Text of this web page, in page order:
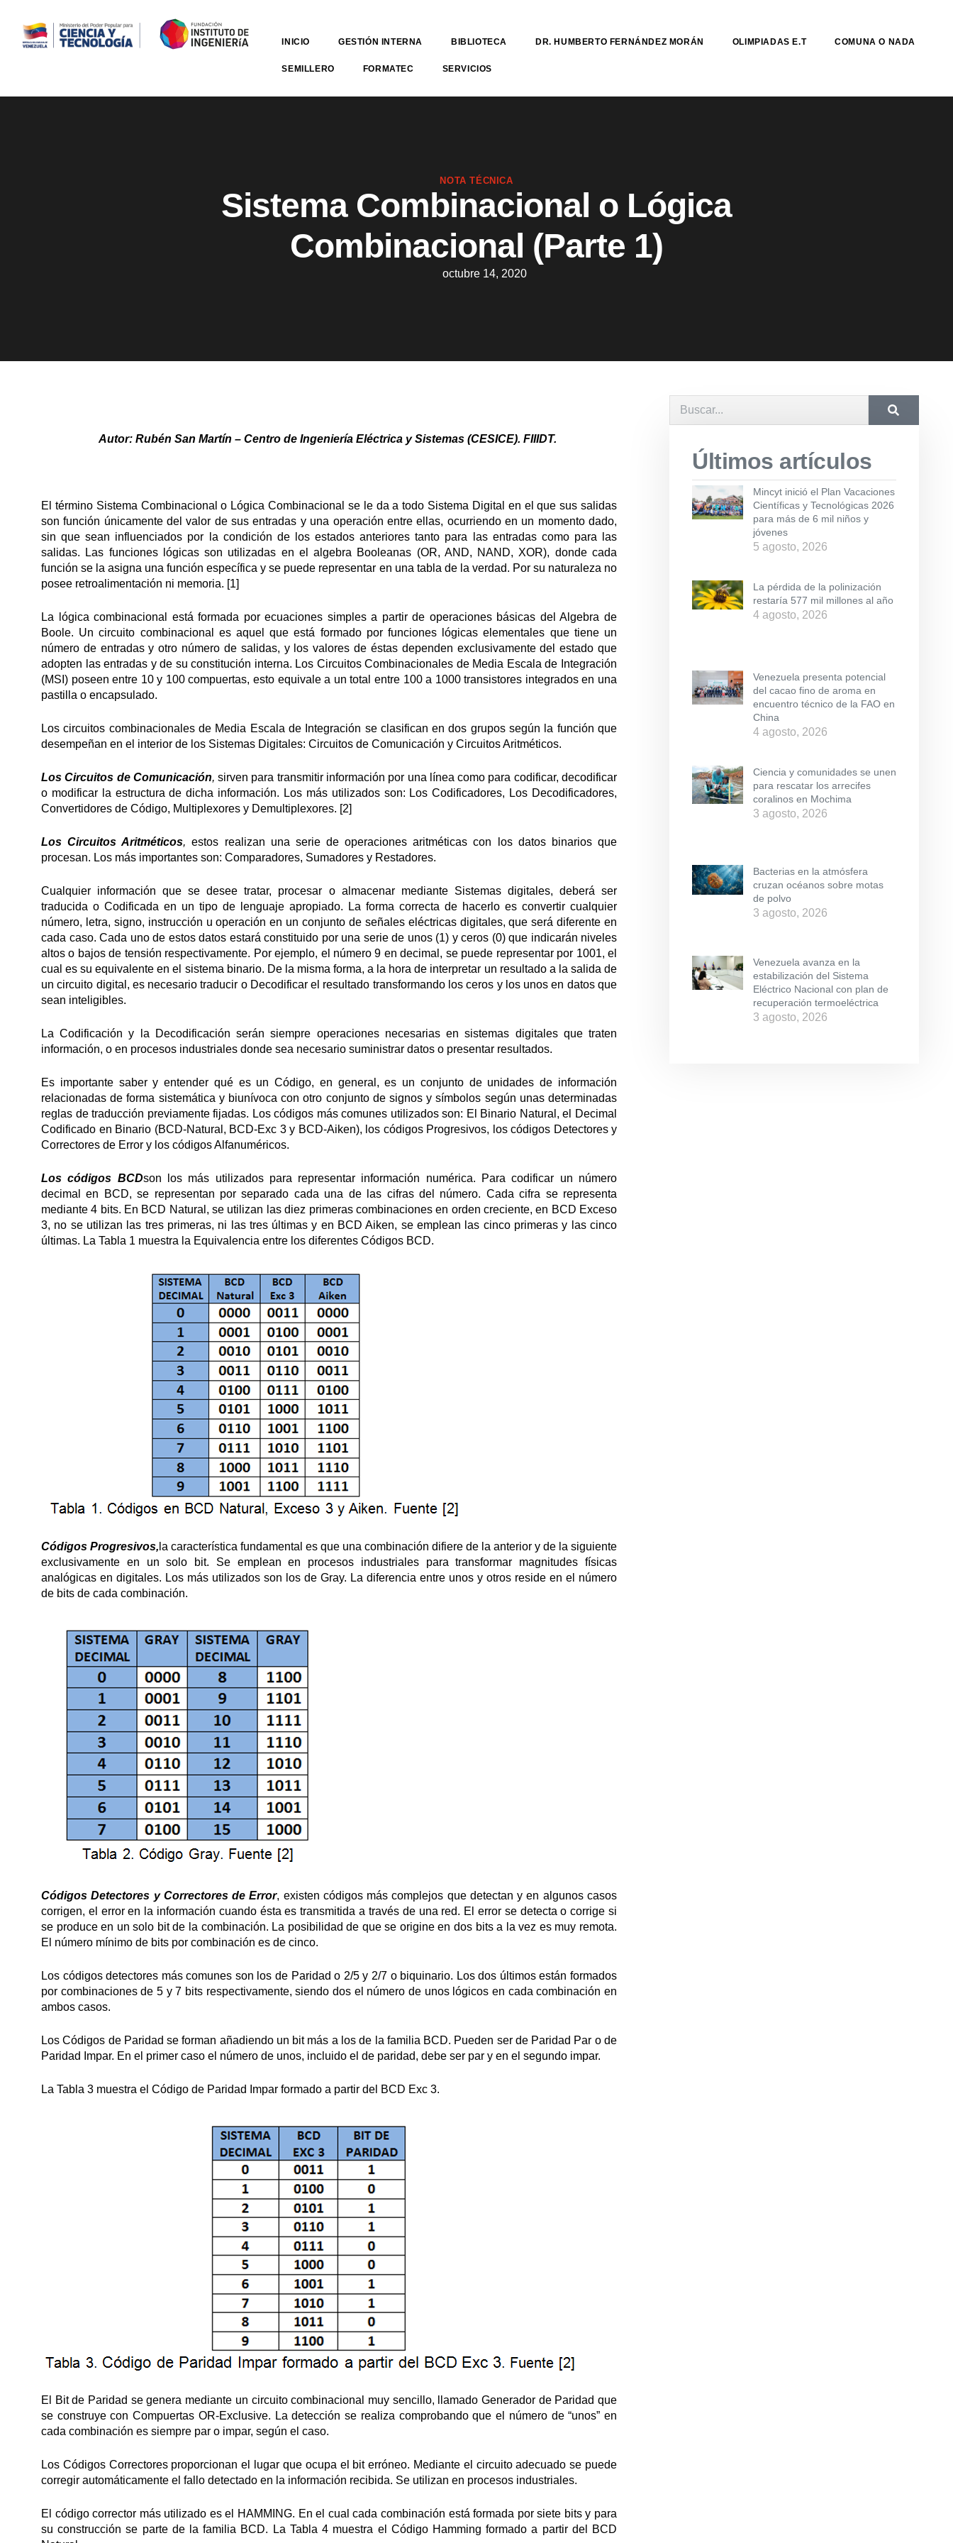
INICIO GESTIÓN INTERNA BIBLIOTECA DR. HUMBERTO FERNÁNDEZ MORÁN OLIMPIADAS E.T COMUNA O NADA
SEMILLERO FORMATEC SERVICIOS
NOTA TÉCNICA
Sistema Combinacional o Lógica
Combinacional (Parte 1)
octubre 14, 2020
Autor: Rubén San Martín – Centro de Ingeniería Eléctrica y Sistemas (CESICE). FIIIDT.
El término Sistema Combinacional o Lógica Combinacional se le da a todo Sistema Digital en el que sus salidas
son función únicamente del valor de sus entradas y una operación entre ellas, ocurriendo en un momento dado,
sin que sean influenciados por la condición de los estados anteriores tanto para las entradas como para las
salidas. Las funciones lógicas son utilizadas en el algebra Booleanas (OR, AND, NAND, XOR), donde cada
función se la asigna una función específica y se puede representar en una tabla de la verdad. Por su naturaleza no
posee retroalimentación ni memoria. [1]
La lógica combinacional está formada por ecuaciones simples a partir de operaciones básicas del Algebra de
Boole. Un circuito combinacional es aquel que está formado por funciones lógicas elementales que tiene un
número de entradas y otro número de salidas, y los valores de éstas dependen exclusivamente del estado que
adopten las entradas y de su constitución interna. Los Circuitos Combinacionales de Media Escala de Integración
(MSI) poseen entre 10 y 100 compuertas, esto equivale a un total entre 100 a 1000 transistores integrados en una
pastilla o encapsulado.
Los circuitos combinacionales de Media Escala de Integración se clasifican en dos grupos según la función que
desempeñan en el interior de los Sistemas Digitales: Circuitos de Comunicación y Circuitos Aritméticos.
Los Circuitos de Comunicación, sirven para transmitir información por una línea como para codificar, decodificar
o modificar la estructura de dicha información. Los más utilizados son: Los Codificadores, Los Decodificadores,
Convertidores de Código, Multiplexores y Demultiplexores. [2]
Los Circuitos Aritméticos,estos realizan una serie de operaciones aritméticas con los datos binarios que
procesan. Los más importantes son: Comparadores, Sumadores y Restadores.
Cualquier información que se desee tratar, procesar o almacenar mediante Sistemas digitales, deberá ser
traducida o Codificada en un tipo de lenguaje apropiado. La forma correcta de hacerlo es convertir cualquier
número, letra, signo, instrucción u operación en un conjunto de señales eléctricas digitales, que será diferente en
cada caso. Cada uno de estos datos estará constituido por una serie de unos (1) y ceros (0) que indicarán niveles
altos o bajos de tensión respectivamente. Por ejemplo, el número 9 en decimal, se puede representar por 1001, el
cual es su equivalente en el sistema binario. De la misma forma, a la hora de interpretar un resultado a la salida de
un circuito digital, es necesario traducir o Decodificar el resultado transformando los ceros y los unos en datos que
sean inteligibles.
La Codificación y la Decodificación serán siempre operaciones necesarias en sistemas digitales que traten
información, o en procesos industriales donde sea necesario suministrar datos o presentar resultados.
Es importante saber y entender qué es un Código, en general, es un conjunto de unidades de información
relacionadas de forma sistemática y biunívoca con otro conjunto de signos y símbolos según unas determinadas
reglas de traducción previamente fijadas. Los códigos más comunes utilizados son: El Binario Natural, el Decimal
Codificado en Binario (BCD-Natural, BCD-Exc 3 y BCD-Aiken), los códigos Progresivos, los códigos Detectores y
Correctores de Error y los códigos Alfanuméricos.
Los códigos BCDson los más utilizados para representar información numérica. Para codificar un número
decimal en BCD, se representan por separado cada una de las cifras del número. Cada cifra se representa
mediante 4 bits. En BCD Natural, se utilizan las diez primeras combinaciones en orden creciente, en BCD Exceso
3, no se utilizan las tres primeras, ni las tres últimas y en BCD Aiken, se emplean las cinco primeras y las cinco
últimas. La Tabla 1 muestra la Equivalencia entre los diferentes Códigos BCD.
Códigos Progresivos, la característica fundamental es que una combinación difiere de la anterior y de la siguiente
exclusivamente en un solo bit. Se emplean en procesos industriales para transformar magnitudes físicas
analógicas en digitales. Los más utilizados son los de Gray. La diferencia entre unos y otros reside en el número
de bits de cada combinación.
Códigos Detectores y Correctores de Error, existen códigos más complejos que detectan y en algunos casos
corrigen, el error en la información cuando ésta es transmitida a través de una red. El error se detecta o corrige si
se produce en un solo bit de la combinación. La posibilidad de que se origine en dos bits a la vez es muy remota.
El número mínimo de bits por combinación es de cinco.
Los códigos detectores más comunes son los de Paridad o 2/5 y 2/7 o biquinario. Los dos últimos están formados
por combinaciones de 5 y 7 bits respectivamente, siendo dos el número de unos lógicos en cada combinación en
ambos casos.
Los Códigos de Paridad se forman añadiendo un bit más a los de la familia BCD. Pueden ser de Paridad Par o de
Paridad Impar. En el primer caso el número de unos, incluido el de paridad, debe ser par y en el segundo impar.
La Tabla 3 muestra el Código de Paridad Impar formado a partir del BCD Exc 3.
El Bit de Paridad se genera mediante un circuito combinacional muy sencillo, llamado Generador de Paridad que
se construye con Compuertas OR-Exclusive. La detección se realiza comprobando que el número de “unos” en
cada combinación es siempre par o impar, según el caso.
Los Códigos Correctores proporcionan el lugar que ocupa el bit erróneo. Mediante el circuito adecuado se puede
corregir automáticamente el fallo detectado en la información recibida. Se utilizan en procesos industriales.
El código corrector más utilizado es el HAMMING. En el cual cada combinación está formada por siete bits y para
su construcción se parte de la familia BCD. La Tabla 4 muestra el Código Hamming formado a partir del BCD
Últimos artículos
Mincyt inició el Plan Vacaciones
Científicas y Tecnológicas 2026
para más de 6 mil niños y
jóvenes
5 agosto, 2026
La pérdida de la polinización
restaría 577 mil millones al año
4 agosto, 2026
Venezuela presenta potencial
del cacao fino de aroma en
encuentro técnico de la FAO en
China
4 agosto, 2026
Ciencia y comunidades se unen
para rescatar los arrecifes
coralinos en Mochima
3 agosto, 2026
Bacterias en la atmósfera
cruzan océanos sobre motas
de polvo
3 agosto, 2026
Venezuela avanza en la
estabilización del Sistema
Eléctrico Nacional con plan de
recuperación termoeléctrica
3 agosto, 2026